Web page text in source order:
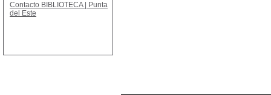
Contacto BIBLIOTECA | Punta
del Este